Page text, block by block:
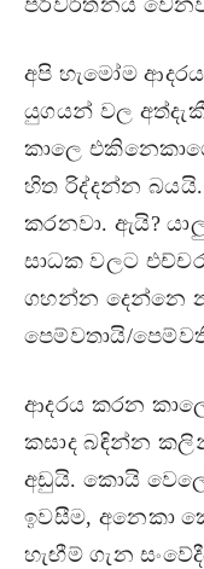
පරිවර්තනය
අපි හැමෝම
යුගයන් වල
කාලෙ
හිත රිද්දන්න බයයි.
කරනවා. ඇයි?
සාධක වලට
ගහන්න දෙන්නෙ
පෙම්වතායි/
ආදරය කරන
කසාද බඳින්න
අඩුයි. කොයි
ඉවසීම, අනෙකා
හැඟීම් ගැන